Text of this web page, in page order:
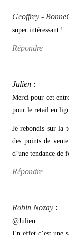
Geoffrey -
super intéressant !
Répondre
Julien :
Merci pour cet
pour le retail en
Je rebondis sur la
des points de
d’une tendance de
Répondre
Robin Nozay :
@Julien
En effet c’est une